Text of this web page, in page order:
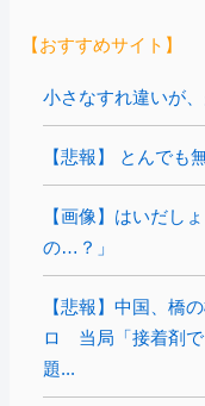
【おすすめサイト】
小さなすれ違いが
【悲報】 とんでも
【画像】はいだし
の…？」
【悲報】中国、橋
ロ 当局「接着剤で
題...